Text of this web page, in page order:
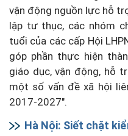
vận động nguồn lực hỗ
lập tư thục, các nhóm
tuổi của các cấp Hội
góp phần thực hiện
giáo dục, vận động, hỗ
một số vấn đề xã hội
2017-2027".
Hà Nội: Siết chặt